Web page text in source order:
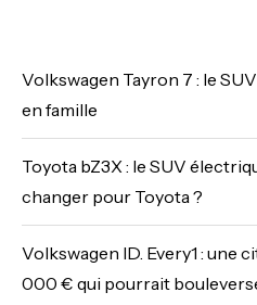
Volkswagen Tayron 7 : le
en famille
Toyota bZ3X : le SUV
changer pour Toyota ?
Volkswagen ID. Every1 : une
000 € qui pourrait